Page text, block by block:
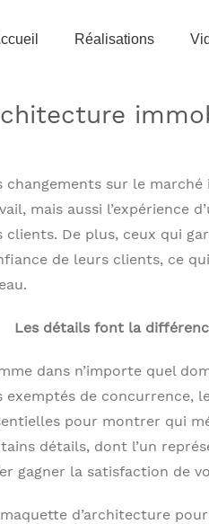
Réalisations
changements sur le
mais aussi l’expérience
clients. De plus, ceux qui
de leurs clients, ce
Les détails font la
dans n’importe quel
exemptés de concurrence,
pour montrer qui
détails, dont l’un
gagner la satisfaction de
d’architecture